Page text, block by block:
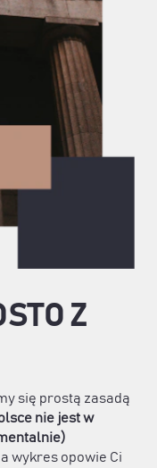
Z
się prostą zasadą
nie jest w
a wykres opowie Ci